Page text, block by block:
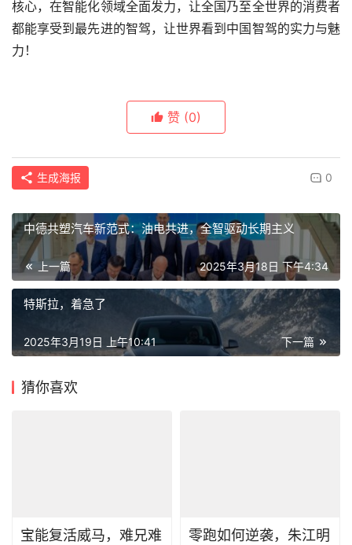
核心，在智能化领域全面发力，让全国乃至全世界的消费者
都能享受到最先进的智驾，让世界看到中国智驾的实力与魅
力！
赞 (0)
生成海报 0
中德共塑汽车新范式：油电共进，全智驱动长期主义
上一篇 2025年3月18日 下午4:34
特斯拉，着急了
下一篇
2025年3月19日 上午10:41
猜你喜欢
宝能复活威马，难兄难
零跑如何逆袭，朱江明